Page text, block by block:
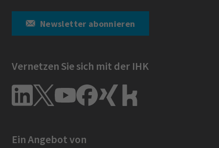
Newsletter abonnieren
Vernetzen Sie sich mit der IHK
Ein Angebot von